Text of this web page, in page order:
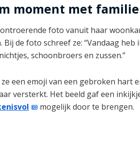
moment met familie
ontroerende foto vanuit haar
de foto schreef ze: “Vandaag heb
nichtjes, schoonbroers en zussen.”
een emoji van een gebroken hart
versterkt. Het beeld gaf een
mogelijk door te brengen.